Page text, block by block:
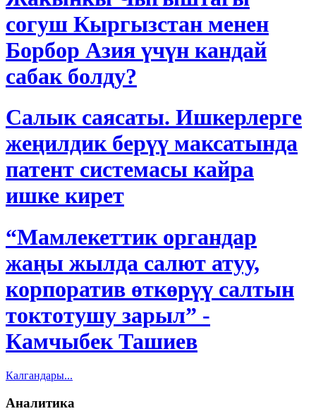
согуш Кыргызстан менен
Борбор Азия үчүн кандай
сабак болду?
Салык саясаты. Ишкерлерге
жеңилдик берүү максатында
патент системасы кайра
ишке кирет
“Мамлекеттик органдар
жаңы жылда салют атуу,
корпоратив өткөрүү салтын
токтотушу зарыл” -
Камчыбек Ташиев
Калгандары...
Аналитика